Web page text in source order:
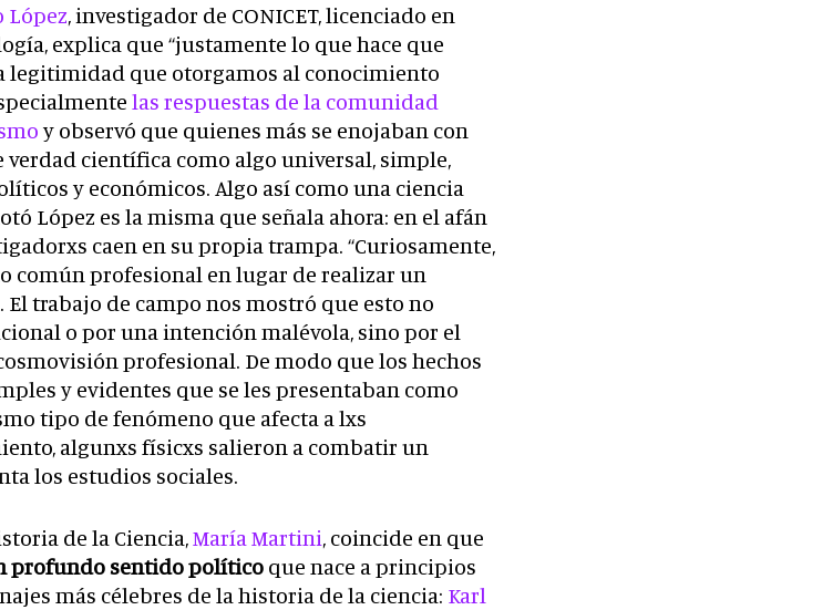
López, investigador de CONICET, licenciado en
explica que “justamente lo que hace que
legitimidad que otorgamos al conocimiento
las respuestas de la comunidad
y observó que quienes más se enojaban con
verdad científica como algo universal, simple,
y económicos. Algo así como una ciencia
López es la misma que señala ahora: en el afán
caen en su propia trampa. “Curiosamente,
común profesional en lugar de realizar un
trabajo de campo nos mostró que esto no
o por una intención malévola, sino por el
profesional. De modo que los hechos
y evidentes que se les presentaban como
tipo de fenómeno que afecta a lxs
algunxs físicxs salieron a combatir un
los estudios sociales.
de la Ciencia,María Martini, coincide en que
profundo sentido políticoque nace a principios
más célebres de la historia de la ciencia: Karl